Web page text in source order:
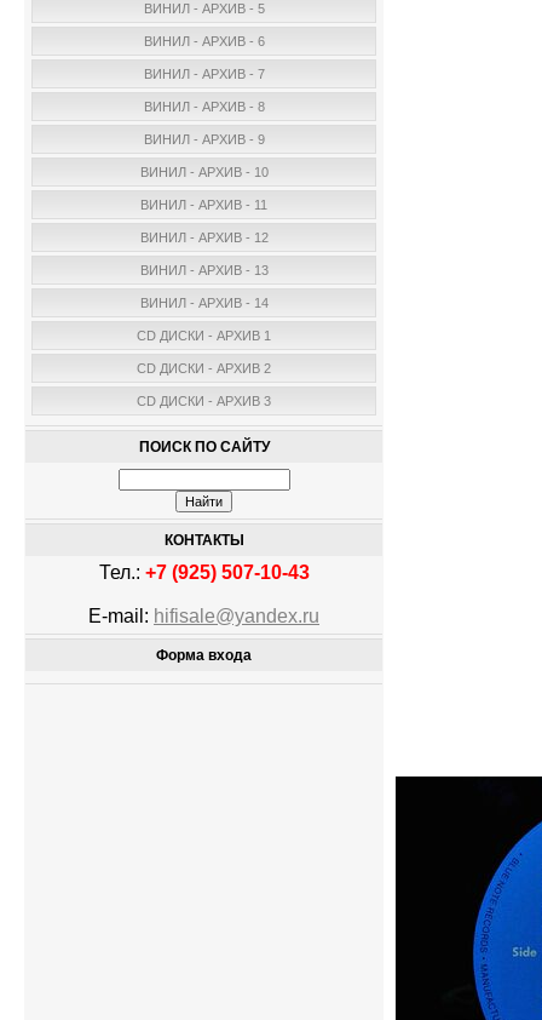
ВИНИЛ - АРХИВ - 5
ВИНИЛ - АРХИВ - 6
ВИНИЛ - АРХИВ - 7
ВИНИЛ - АРХИВ - 8
ВИНИЛ - АРХИВ - 9
ВИНИЛ - АРХИВ - 10
ВИНИЛ - АРХИВ - 11
ВИНИЛ - АРХИВ - 12
ВИНИЛ - АРХИВ - 13
ВИНИЛ - АРХИВ - 14
CD ДИСКИ - АРХИВ 1
CD ДИСКИ - АРХИВ 2
CD ДИСКИ - АРХИВ 3
ПОИСК ПО САЙТУ
КОНТАКТЫ
Тел.: +7 (925) 507-10-43
E-mail: hifisale@yandex.ru
Форма входа